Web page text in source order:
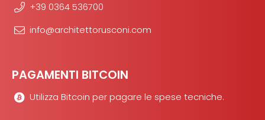
+39 0364 536700
info@architettorusconi.com
PAGAMENTI BITCOIN
Utilizza Bitcoin per pagare le spese tecniche.